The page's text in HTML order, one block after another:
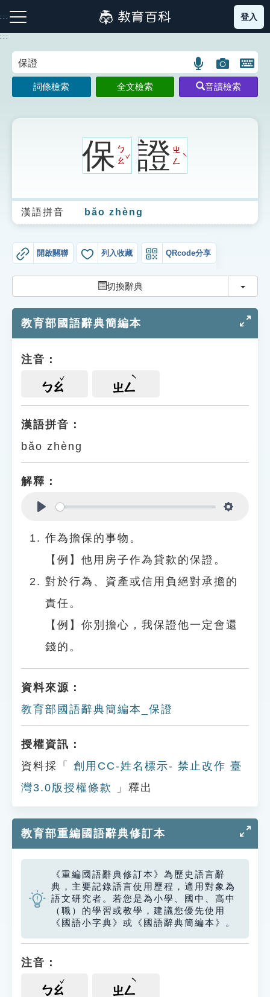
到
主
:::
注音索引圖示 筆畫索引圖示 部首索引表圖示
生字詞彙表
成語故事
索引選單
單字索引
遊戲專區
貓頭鷹博士
登入
:::
語
言
搜
圖
片
搜
開
鍵
圖
詞條檢索 全文檢索 音讀檢索
保ㄅ
ㄠ
ˇ證ㄓ
ㄥ
ˋ
漢語拼音 bǎo zhèng
開啟關聯 列入收藏 QRcode分享
切換辭典 切換
教育部國語辭典簡編本
注音：
ㄅㄠ ㄓㄥ
漢語拼音：
bǎo zhèng
解釋：
作為擔保的事物。
【例】他用房子作為貸款的保證。
對於行為、資產或信用負絕對承擔的
責任。
【例】你別擔心，我保證他一定會還
錢的。
資料來源：
教育部國語辭典簡編本_保證
授權資訊：
資料採「
創用CC-姓名標示- 禁止改作 臺
灣3.0版授權條款
」釋出
教育部重編國語辭典修訂本
《重編國語辭典修訂本》為歷史語言辭
典，主要記錄語言使用歷程，適用對象為
語文研究者。若您是為小學、國中、高中
（職）的學習或教學，建議您優先使用
《國語小字典》或《國語辭典簡編本》。
注音：
ㄅㄠ ㄓㄥ